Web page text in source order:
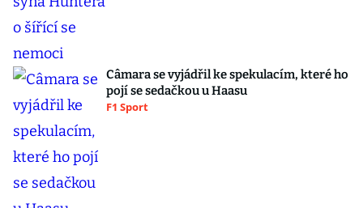
Câmara se vyjádřil ke spekulacím, které ho
pojí se sedačkou u Haasu
F1 Sport